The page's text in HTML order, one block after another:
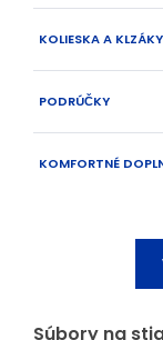
1MES02 T-
KOLIESKA A KLZÁKY
1KOL01 (Ø 50
mäkký
PODRÚČKY
KOMFORTNÉ
Súbory na